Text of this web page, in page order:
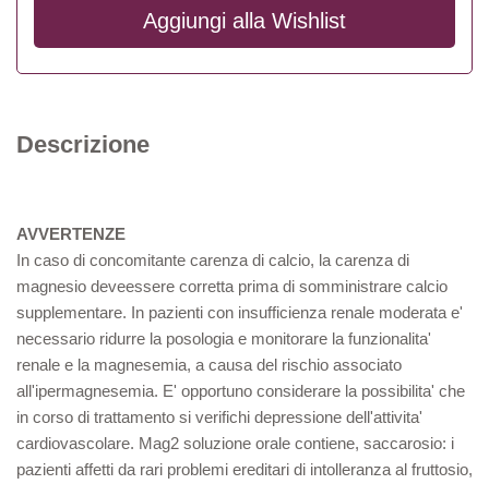
Aggiungi alla Wishlist
Descrizione
AVVERTENZE
In caso di concomitante carenza di calcio, la carenza di
magnesio deveessere corretta prima di somministrare calcio
supplementare. In pazienti con insufficienza renale moderata e'
necessario ridurre la posologia e monitorare la funzionalita'
renale e la magnesemia, a causa del rischio associato
all'ipermagnesemia. E' opportuno considerare la possibilita' che
in corso di trattamento si verifichi depressione dell'attivita'
cardiovascolare. Mag2 soluzione orale contiene, saccarosio: i
pazienti affetti da rari problemi ereditari di intolleranza al fruttosio,